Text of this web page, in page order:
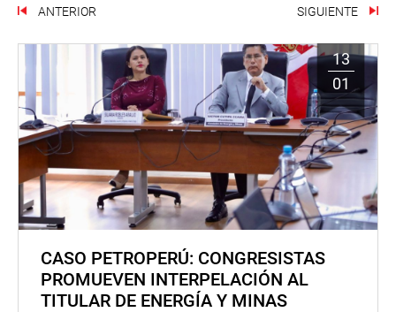
ANTERIOR SIGUIENTE
13
01
CASO PETROPERÚ: CONGRESISTAS
PROMUEVEN INTERPELACIÓN AL
TITULAR DE ENERGÍA Y MINAS